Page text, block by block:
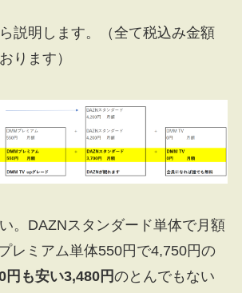
説明します。（全て税込み金額
ります）
。DAZNスタンダード単体で月額
レミアム単体550円で4,750円の
円も安い3,480円のとんでもない